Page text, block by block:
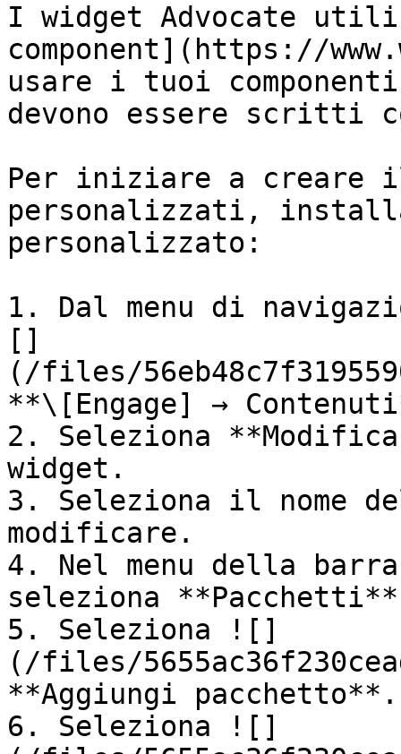
I widget Advocate
component](https://
usare i tuoi
devono essere scritti
Per iniziare a creare il
personalizzati,
personalizzato:
1. Dal menu di
[]
(/files/
**\[Engage] →
2. Seleziona
widget.
3. Seleziona il nome
modificare.
4. Nel menu della
seleziona
5. Seleziona ![]
(/files/
**Aggiungi pacchetto**.
6. Seleziona ![]